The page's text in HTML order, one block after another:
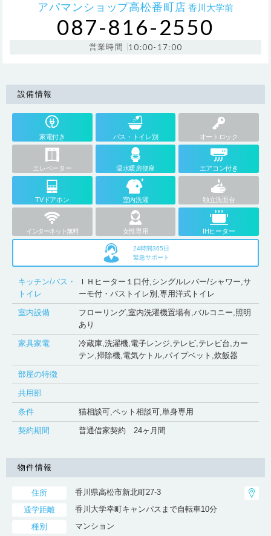
アパマンショップ高松番町店 香川大学前
087-816-2550
営業時間 10:00-17:00
設備情報
家電付き バス・トイレ別 オートロック
エレベーター 温水暖房便座 エアコン付き
TVドアホン 室内洗濯 独立洗面台
インターネット無料 女性専用 IHヒーター
24時間365日
緊急サポート
キッチン/バス・
トイレ
ＩＨヒーター１口付,シングルレバー/シャワー,サ
ーモ付・バストイレ別,専用洋式トイレ
室内設備
フローリング,室内洗濯機置場有,バルコニー,照明
あり
家具家電
冷蔵庫,洗濯機,電子レンジ,テレビ,テレビ台,カー
テン,掃除機,電気ケトル,パイプベット,炊飯器
部屋の特徴
共用部
条件 猫相談可,ペット相談可,単身専用
契約期間 普通借家契約 24ヶ月間
物件情報
住所
香川県高松市新北町27-3
通学距離
香川大学幸町キャンパスまで自転車10分
種別
マンション